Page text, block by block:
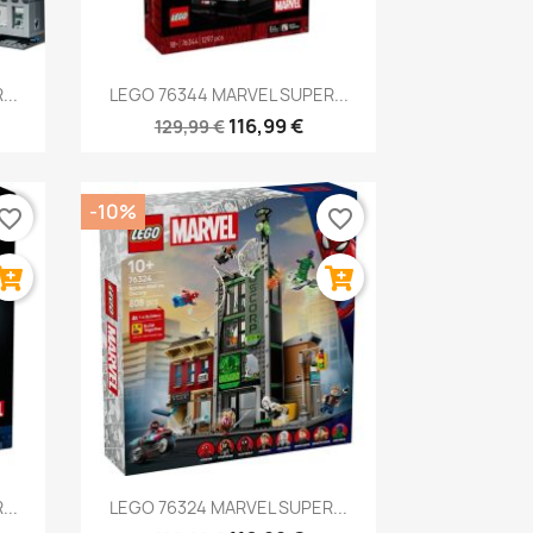
Anteprima
LEGO 76344 MARVEL SUPER...
129,99 € 116,99 €
Anteprima
LEGO 76324 MARVEL SUPER...
-10% favorite_border